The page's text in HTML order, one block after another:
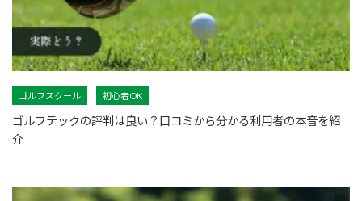
ゴルフスクール 初心者OK
ゴルフテックの評判は良い？口コミから分かる利用者の本音を紹
介